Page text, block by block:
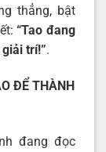
thẳng, bật
“Tao đang
trí!”.
ĐỂ THÀNH
đang đọc